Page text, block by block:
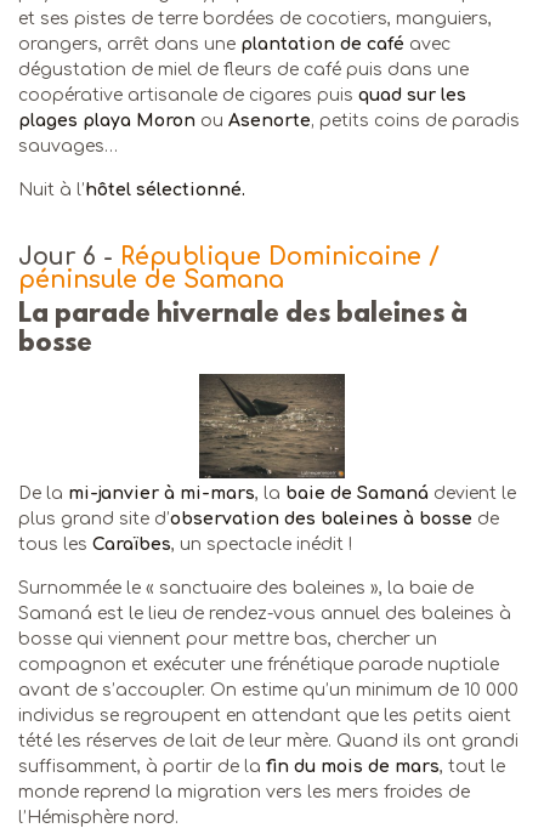
et ses pistes de terre bordées de cocotiers, manguiers,
orangers, arrêt dans une plantation de café avec
dégustation de miel de fleurs de café puis dans une
coopérative artisanale de cigares puis quad sur les
plages playa Moron ou Asenorte‚ petits coins de paradis
sauvages…
Nuit à l’hôtel sélectionné.
Jour 6 - République Dominicaine /
péninsule de Samana
La parade hivernale des baleines à
bosse
De la mi-janvier à mi-mars, la baie de Samaná devient le
plus grand site d’observation des baleines à bosse de
tous les Caraïbes, un spectacle inédit !
Surnommée le « sanctuaire des baleines », la baie de
Samaná est le lieu de rendez-vous annuel des baleines à
bosse qui viennent pour mettre bas, chercher un
compagnon et exécuter une frénétique parade nuptiale
avant de s’accoupler. On estime qu’un minimum de 10 000
individus se regroupent en attendant que les petits aient
tété les réserves de lait de leur mère. Quand ils ont grandi
suffisamment, à partir de la fin du mois de mars, tout le
monde reprend la migration vers les mers froides de
l’Hémisphère nord.